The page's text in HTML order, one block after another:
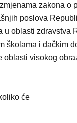
zakona o
poslova
u oblasti zdravstva
školama i đačkim
visokog
će